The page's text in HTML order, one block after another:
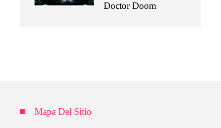
Doctor Doom
Mapa Del Sitio